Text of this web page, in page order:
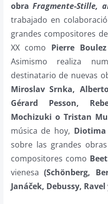
obraFragmente-Stille,
trabajado en
grandes compositores
XX como Pierre Boulez
Asimismo realiza
destinatario de nuevas
Miroslav Srnka,
Gérard Pesson,
Mochizuki o Tristan
música de hoy, Diotima
sobre las grandes
compositores como
vienesa(Schönberg,
Janáček, Debussy, Ravel